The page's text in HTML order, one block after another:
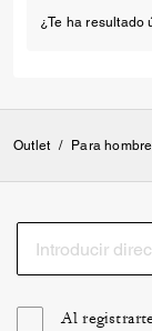
¿Te ha resultado
Outlet / Para hombre
Al